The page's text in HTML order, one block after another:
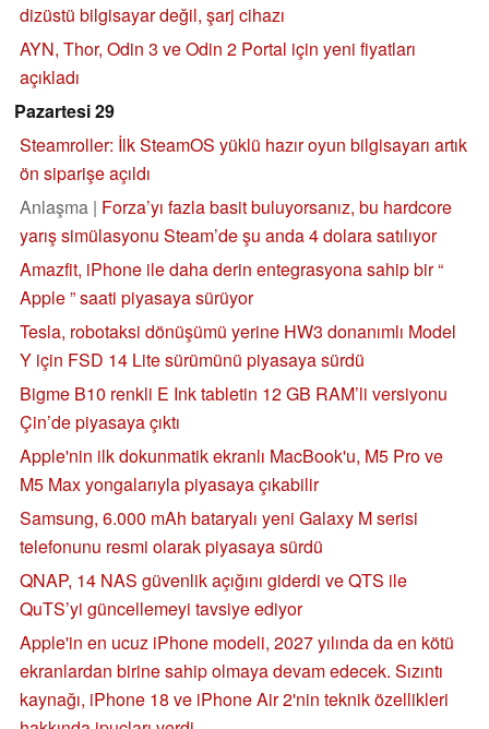
dizüstü bilgisayar değil, şarj cihazı
AYN, Thor, Odin 3 ve Odin 2 Portal için yeni fiyatları
açıkladı
Pazartesi 29
Steamroller: İlk SteamOS yüklü hazır oyun bilgisayarı artık
ön siparişe açıldı
Anlaşma | Forza’yı fazla basit buluyorsanız, bu hardcore
yarış simülasyonu Steam’de şu anda 4 dolara satılıyor
Amazfit, iPhone ile daha derin entegrasyona sahip bir “
Apple ” saati piyasaya sürüyor
Tesla, robotaksi dönüşümü yerine HW3 donanımlı Model
Y için FSD 14 Lite sürümünü piyasaya sürdü
Bigme B10 renkli E Ink tabletin 12 GB RAM’li versiyonu
Çin’de piyasaya çıktı
Apple'nin ilk dokunmatik ekranlı MacBook'u, M5 Pro ve
M5 Max yongalarıyla piyasaya çıkabilir
Samsung, 6.000 mAh bataryalı yeni Galaxy M serisi
telefonunu resmi olarak piyasaya sürdü
QNAP, 14 NAS güvenlik açığını giderdi ve QTS ile
QuTS’yi güncellemeyi tavsiye ediyor
Apple'in en ucuz iPhone modeli, 2027 yılında da en kötü
ekranlardan birine sahip olmaya devam edecek. Sızıntı
kaynağı, iPhone 18 ve iPhone Air 2'nin teknik özellikleri